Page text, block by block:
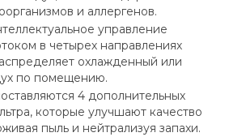
и аллергенов.
управление
в четырех направлениях
охлажденный или
по помещению.
4 дополнительных
которые улучшают качество
пыль и нейтрализуя запахи.